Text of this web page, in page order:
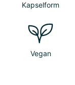
Kapselform
Vegan